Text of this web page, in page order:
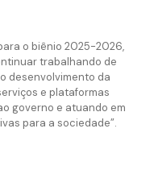
o biênio 2025-2026,
trabalhando de
desenvolvimento da
e plataformas
governo e atuando em
para a sociedade”.